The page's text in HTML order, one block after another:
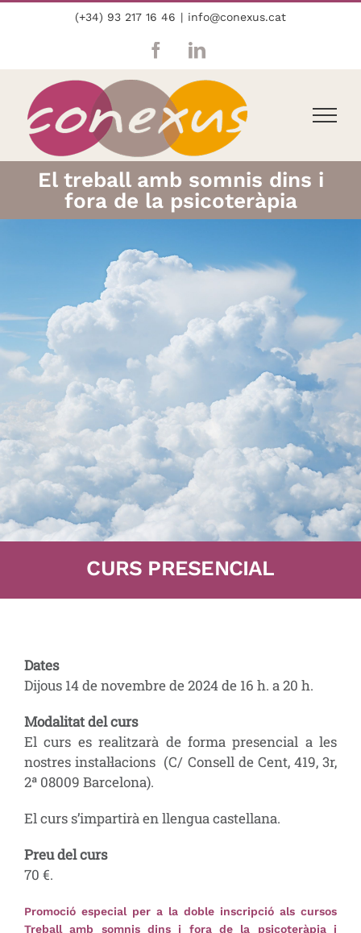
(+34) 93 217 16 46 | info@conexus.cat
FacebookLinkedIn
El treball amb somnis dins i
fora de la psicoteràpia
CURS PRESENCIAL
Dates
Dijous 14 de novembre de 2024 de 16 h. a 20 h.
Modalitat del curs
El curs es realitzarà de forma presencial a les
nostres instal·lacions (C/ Consell de Cent, 419, 3r,
2ª 08009 Barcelona).
El curs s’impartirà en llengua castellana.
Preu del curs
70 €.
Promoció especial per a la doble inscripció als cursos
Treball amb somnis dins i fora de la psicoteràpia i